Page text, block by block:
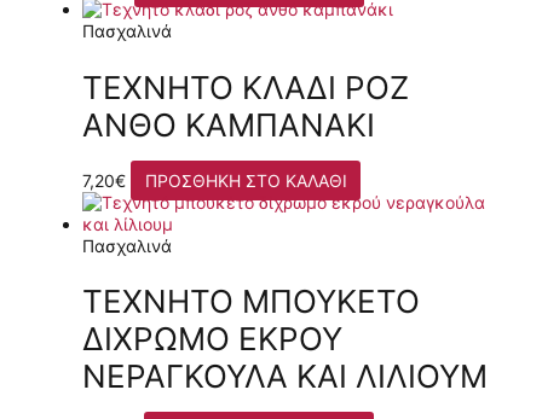
Πασχαλινά
ΤΕΧΝΗΤΌ ΚΛΑΔΊ ΡΟΖ
ΑΝΘΌ ΚΑΜΠΑΝΆΚΙ
7,20€ ΠΡΟΣΘΉΚΗ ΣΤΟ ΚΑΛΆΘΙ
Πασχαλινά
ΤΕΧΝΗΤΌ ΜΠΟΥΚΈΤΟ
ΔΊΧΡΩΜΟ ΕΚΡΟΎ
ΝΕΡΑΓΚΟΎΛΑ ΚΑΙ ΛΊΛΙΟΥΜ